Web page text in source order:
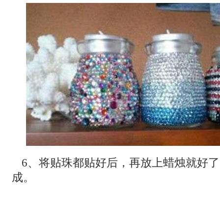
6、将贴珠都贴好后，再放上蜡烛就好
成。